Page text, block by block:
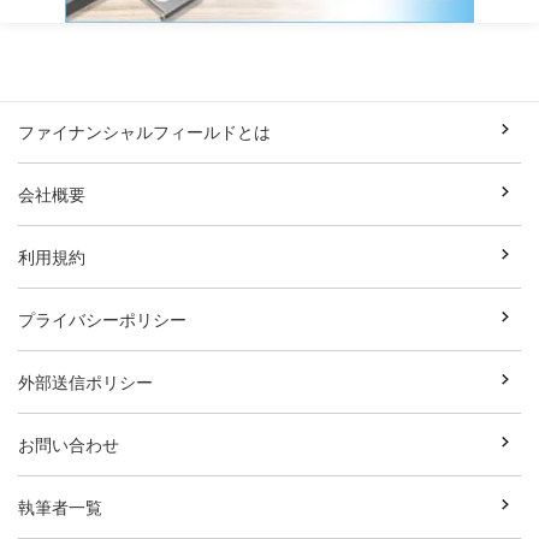
ファイナンシャルフィールドとは
会社概要
利用規約
プライバシーポリシー
外部送信ポリシー
お問い合わせ
執筆者一覧